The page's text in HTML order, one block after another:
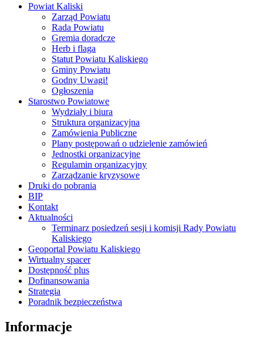
Powiat Kaliski
Zarząd Powiatu
Rada Powiatu
Gremia doradcze
Herb i flaga
Statut Powiatu Kaliskiego
Gminy Powiatu
Godny Uwagi!
Ogłoszenia
Starostwo Powiatowe
Wydziały i biura
Struktura organizacyjna
Zamówienia Publiczne
Plany postępowań o udzielenie zamówień
Jednostki organizacyjne
Regulamin organizacyjny
Zarządzanie kryzysowe
Druki do pobrania
BIP
Kontakt
Aktualności
Terminarz posiedzeń sesji i komisji Rady Powiatu
Kaliskiego
Geoportal Powiatu Kaliskiego
Wirtualny spacer
Dostępność plus
Dofinansowania
Strategia
Poradnik bezpieczeństwa
Informacje